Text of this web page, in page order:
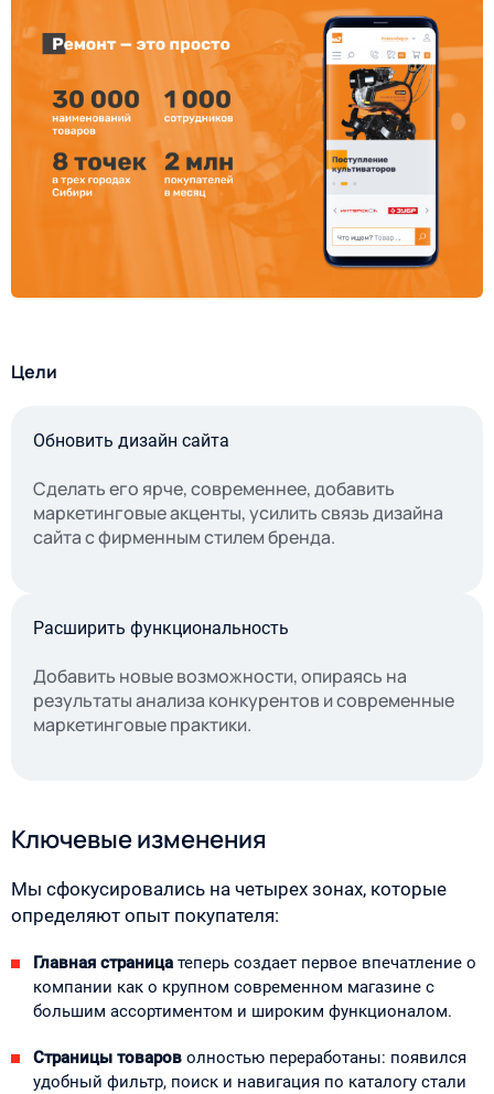
Цели
Обновить дизайн сайта
Сделать его ярче, современнее, добавить
маркетинговые акценты, усилить связь дизайна
сайта с фирменным стилем бренда.
Расширить функциональность
Добавить новые возможности, опираясь на
результаты анализа конкурентов и современные
маркетинговые практики.
Ключевые изменения
Мы сфокусировались на четырех зонах, которые
определяют опыт покупателя:
Главная страница теперь создает первое впечатление о
компании как о крупном современном магазине с
большим ассортиментом и широким функционалом.
Страницы товаров олностью переработаны: появился
удобный фильтр, поиск и навигация по каталогу стали